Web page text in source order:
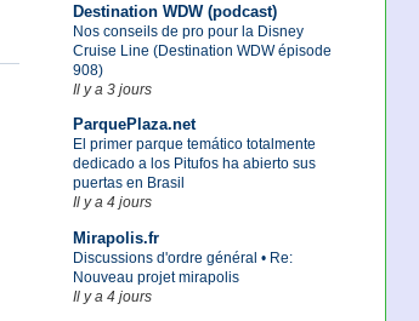
Destination WDW (podcast)
Nos conseils de pro pour la Disney
Cruise Line (Destination WDW épisode
908)
Il y a 3 jours
ParquePlaza.net
El primer parque temático totalmente
dedicado a los Pitufos ha abierto sus
puertas en Brasil
Il y a 4 jours
Mirapolis.fr
Discussions d'ordre général • Re:
Nouveau projet mirapolis
Il y a 4 jours